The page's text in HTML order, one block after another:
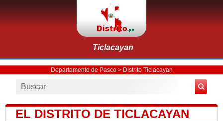
Ticlacayan
Departamento de Pasco> Distrito Ticlacayan
EL DISTRITO DE TICLACAYAN